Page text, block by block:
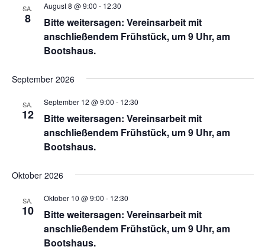
SA.
8
Bitte weitersagen: Vereinsarbeit mit
anschließendem Frühstück, um 9 Uhr, am
Bootshaus.
August 8 @ 9:00 - 12:30
September 2026
SA.
12
Bitte weitersagen: Vereinsarbeit mit
anschließendem Frühstück, um 9 Uhr, am
Bootshaus.
September 12 @ 9:00 - 12:30
Oktober 2026
SA.
10
Bitte weitersagen: Vereinsarbeit mit
anschließendem Frühstück, um 9 Uhr, am
Bootshaus.
Oktober 10 @ 9:00 - 12:30